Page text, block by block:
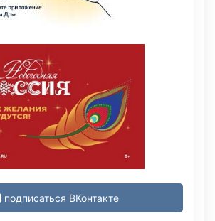
подписаться ВКонтакте